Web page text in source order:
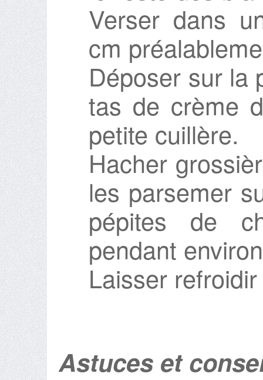
Verser dans
cm
Déposer sur la
tas de crème
petite cuillère.
Hacher
les parsemer
pépites de
pendant
Laisser
Astuces et